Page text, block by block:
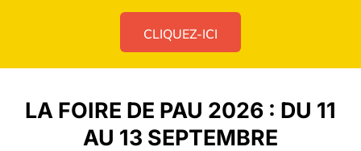
CLIQUEZ-ICI
LA FOIRE DE PAU 2026 : DU 11
AU 13 SEPTEMBRE